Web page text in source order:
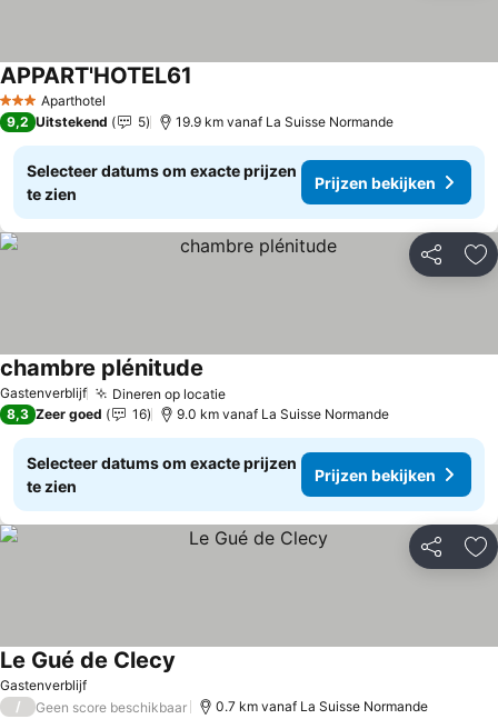
3 SterrenAparthotel
APPART'HOTEL61
9,2 Uitstekend 5 19.9 km vanaf La Suisse Normande
Selecteer datums om exacte prijzen
te zien
Prijzen bekijken
Delen
Gastenverblijf Dineren op locatie
chambre plénitude
8,3 Zeer goed 16 9.0 km vanaf La Suisse Normande
Selecteer datums om exacte prijzen
te zien
Prijzen bekijken
Delen
Gastenverblijf
Le Gué de Clecy
/ Geen score beschikbaar 0.7 km vanaf La Suisse Normande